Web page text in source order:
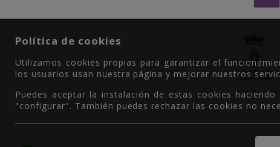
Política de cookies
Utilizamos cookies propias para garantizar el
los usuarios usan nuestra página y mejorar nuestros
Puedes aceptar la instalación de estas cookies
"configurar". También puedes rechazar las cookies no